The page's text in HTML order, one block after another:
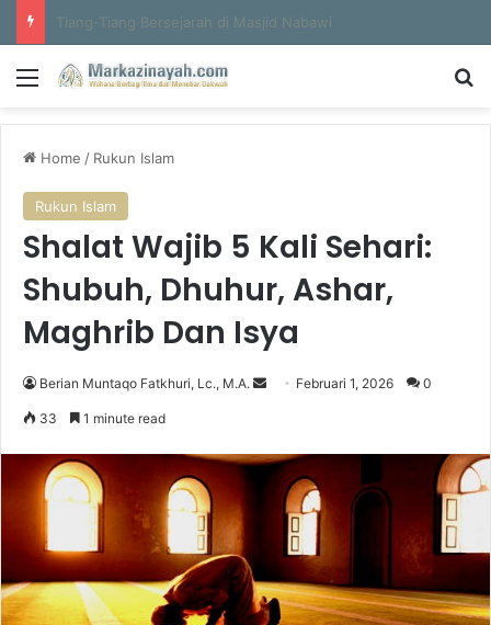
Al-Hajun
Menu
Home / Rukun Islam
Rukun Islam
Shalat Wajib 5 Kali Sehari:
Shubuh, Dhuhur, Ashar,
Maghrib Dan Isya
Berian Muntaqo Fatkhuri, Lc., M.A.
d
a
i
Februari 1, 2026 0
33 1 minute read